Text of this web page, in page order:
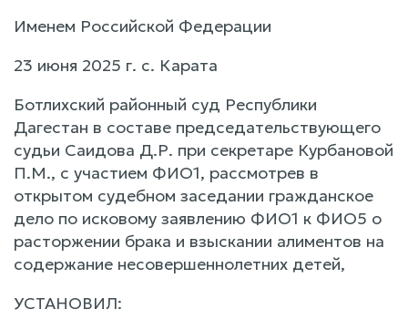
Именем Российской Федерации
23 июня 2025 г. с. Карата
Ботлихский районный суд Республики
Дагестан в составе председательствующего
судьи Саидова Д.Р. при секретаре Курбановой
П.М., с участием ФИО1, рассмотрев в
открытом судебном заседании гражданское
дело по исковому заявлению ФИО1 к ФИО5 о
расторжении брака и взыскании алиментов на
содержание несовершеннолетних детей,
УСТАНОВИЛ: